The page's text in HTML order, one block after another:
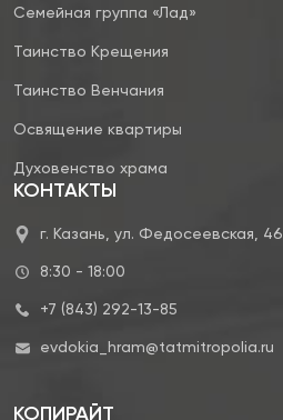
Семейная группа «Лад»
Таинство Крещения
Таинство Венчания
Освящение квартиры
Духовенство храма
КОНТАКТЫ
г. Казань, ул. Федосеевская, 46
8:30 - 18:00
+7 (843) 292-13-85
evdokia_hram@tatmitropolia.ru
КОПИРАЙТ